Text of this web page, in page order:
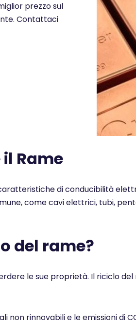
prezzo sul
Contattaci
Rame
di conducibilità
come cavi elettrici, tubi,
del rame?
le sue proprietà. Il riciclo
rinnovabili e le emissioni di